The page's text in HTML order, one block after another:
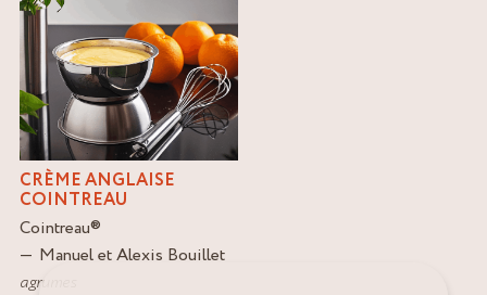
CRÈME ANGLAISE
COINTREAU
Cointreau®
Manuel et Alexis Bouillet
agrumes